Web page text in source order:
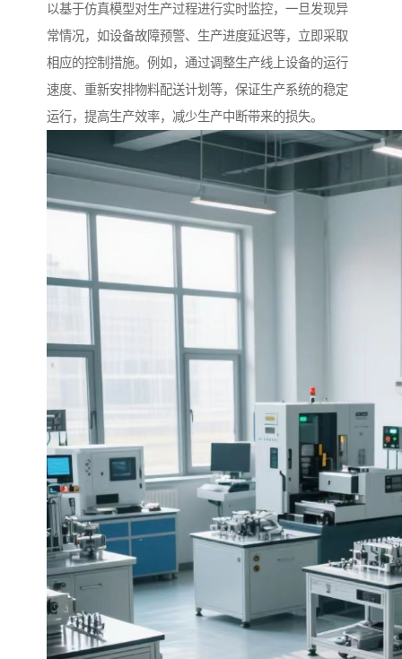
以基于仿真模型对生产过程进行实时监控，一旦发现异
常情况，如设备故障预警、生产进度延迟等，立即采取
相应的控制措施。例如，通过调整生产线上设备的运行
速度、重新安排物料配送计划等，保证生产系统的稳定
运行，提高生产效率，减少生产中断带来的损失。